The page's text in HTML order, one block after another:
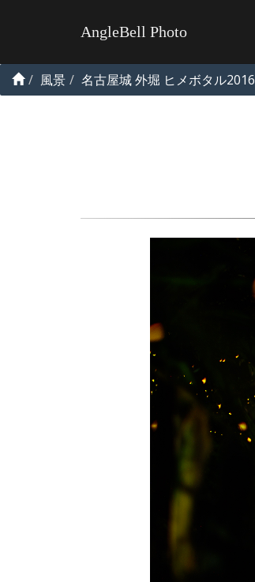
AngleBell Photo
風景 名古屋城 外堀 ヒメボタル2016